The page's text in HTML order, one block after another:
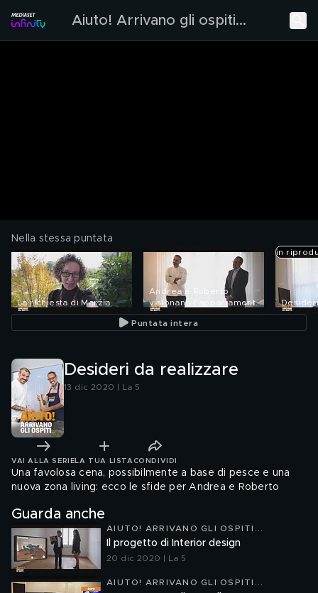
Aiuto! Arrivano gli ospiti...
Nella stessa puntata
La richiesta di Marzia
Andrea e Roberto
visionano l'appartamento
di Marzia
in
Puntata intera
Desideri da realizzare
13 dic 2020 | La 5
VAI ALLA SERIE LA TUA LISTA CONDIVIDI
Una favolosa cena, possibilmente a base di pesce e una
nuova zona living: ecco le sfide per Andrea e Roberto
Guarda anche
AIUTO! ARRIVANO GLI OSPITI...
Il progetto di Interior design
20 dic 2020 | La 5
AIUTO! ARRIVANO GLI OSPITI...